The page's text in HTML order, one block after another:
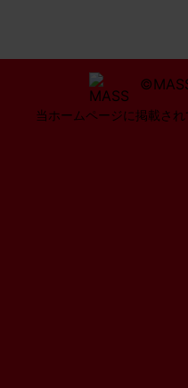
当ホームページに掲載さ